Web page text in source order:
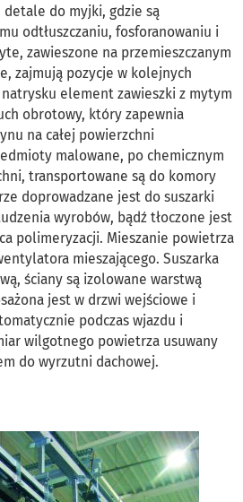
do myjki, gdzie są
odtłuszczaniu, fosforanowaniu i
zawieszone na przemieszczanym
zajmują pozycje w kolejnych
element zawieszki z mytym
obrotowy, który zapewnia
na całej powierzchni
malowane, po chemicznym
transportowane są do komory
doprowadzane jest do suszarki
wyrobów, bądź tłoczone jest
polimeryzacji. Mieszanie powietrza
mieszającego. Suszarka
ściany są izolowane warstwą
jest w drzwi wejściowe i
podczas wjazdu i
wilgotnego powietrza usuwany
do wyrzutni dachowej.